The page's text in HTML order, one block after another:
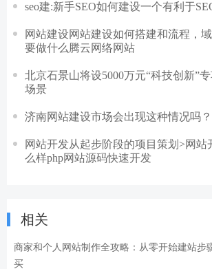
seo建:新手SEO如何建设一个有利于
网站建设网站建设如何搭建和流程，
要做什么腾云网络网站
北京石景山将设5000万元“科技创新”
场景
济南网站建设市场会出现这种情况吗
网站开发从起步阶段的项目策划>网站
么样php网站源码快速开发
相关
商家和个人网站制作全攻略：从零开始建站步
买